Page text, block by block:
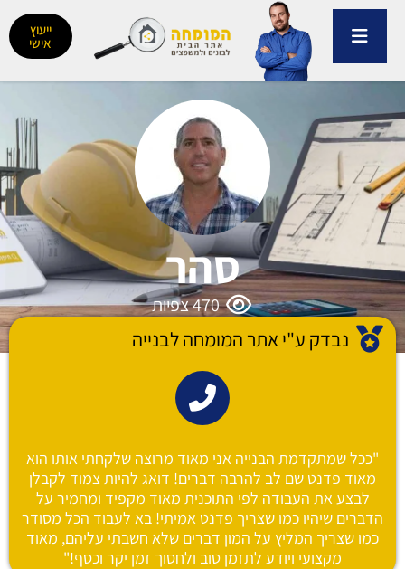
דילוג
ייעוץ
אישי
סהר
470צפיות
נבדק ע"י אתר המומחה לבנייה
"ככל שמתקדמת הבנייה אני מאוד מרוצה שלקחתי אותו הוא
מאוד פדנט שם לב להרבה דברים! דואג להיות צמוד לקבלן
לבצע את העבודה לפי התוכנית מאוד מקפיד ומחמיר על
הדברים שיהיו כמו שצריך פדנט אמיתי! בא לעבוד הכל מסודר
כמו שצריך המליץ על המון דברים שלא חשבתי עליהם, מאוד
מקצועי ויודע לתזמן טוב ולחסוך זמן יקר וכסף!"